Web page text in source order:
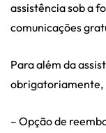
assistência sob a
comunicações
Para além da
obrigatoriamente,
– Opção de